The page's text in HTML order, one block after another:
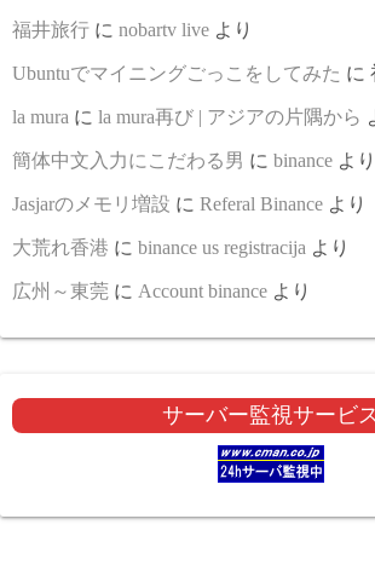
福井旅行 に nobartv live より
Ubuntuでマイニングごっこをしてみた に
la mura に la mura再び | アジアの片隅から
簡体中文入力にこだわる男 に binance より
Jasjarのメモリ増設 に Referal Binance より
大荒れ香港 に binance us registracija より
広州～東莞 に Account binance より
サーバー監視サービ